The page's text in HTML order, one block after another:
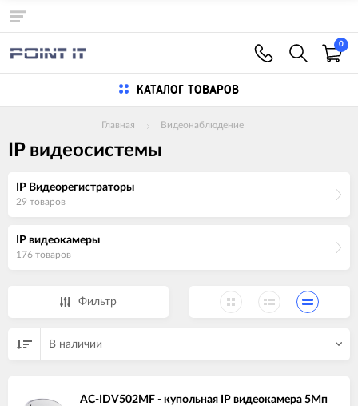
0
КАТАЛОГ ТОВАРОВ
Главная Видеонаблюдение
IP видеосистемы
IP Видеорегистраторы
29 товаров
IP видеокамеры
176 товаров
Фильтр
В наличии
AC-IDV502MF - купольная IP видеокамера 5Мп